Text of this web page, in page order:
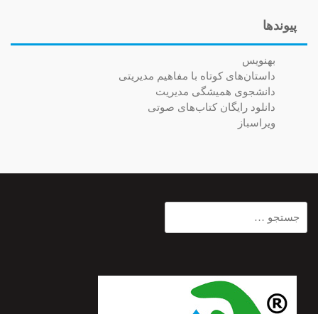
پیوندها
بهنویس
داستان‌های کوتاه با مفاهیم مدیریتی
دانشجوی همیشگی مدیریت
دانلود رایگان کتاب‌های صوتی
ویراسباز
برای: